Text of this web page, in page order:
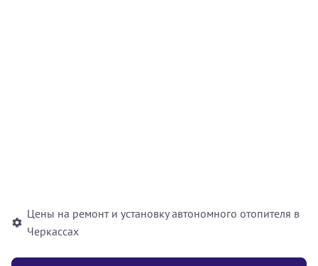
Цены на ремонт и установку автономного отопителя в
Черкассах